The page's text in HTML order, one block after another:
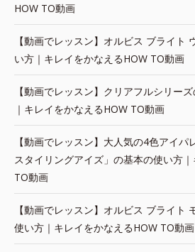
HOW TO動画
【動画でレッスン】オルビス ブライト
い方｜キレイをかなえるHOW TO動画
【動画でレッスン】クリアフルシリー
｜キレイをかなえるHOW TO動画
【動画でレッスン】大人気の4色アイ
スタイリングアイズ」の基本の使い方
TO動画
【動画でレッスン】オルビス ブライト
使い方｜キレイをかなえるHOW TO動画